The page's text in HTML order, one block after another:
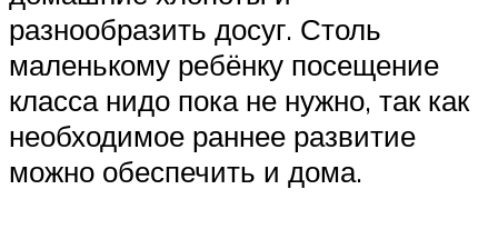
разнообразить досуг. Столь
маленькому ребёнку посещение
класса нидо пока не нужно, так как
необходимое раннее развитие
можно обеспечить и дома.